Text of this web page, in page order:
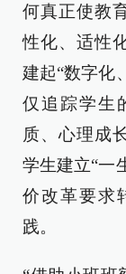
何真正使教
性化、适性
建起“数字化
仅追踪学生
质、心理成
学生建立“一
价改革要求
践。